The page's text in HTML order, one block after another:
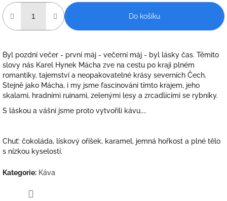
Do košíku
Byl pozdní večer - první máj - večerní máj - byl lásky čas. Těmito
slovy nás Karel Hynek Mácha zve na cestu po kraji plném
romantiky, tajemství a neopakovatelné krásy severních Čech.
Stejně jako Mácha, i my jsme fascinováni tímto krajem, jeho
skalami, hradními ruinami, zelenými lesy a zrcadlícími se rybníky.
S láskou a vášní jsme proto vytvořili kávu....
Chuť: čokoláda, lískový oříšek, karamel, jemná hořkost a plné tělo
s nízkou kyselostí.
Kategorie: Káva